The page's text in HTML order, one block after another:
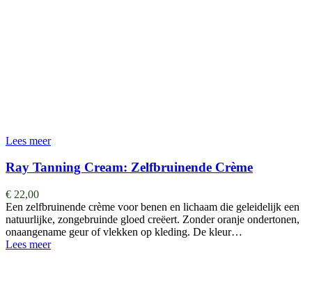
Lees meer
Ray Tanning Cream: Zelfbruinende Crème
€ 22,00
Een zelfbruinende crème voor benen en lichaam die geleidelijk een
natuurlijke, zongebruinde gloed creëert. Zonder oranje ondertonen,
onaangename geur of vlekken op kleding. De kleur…
Lees meer